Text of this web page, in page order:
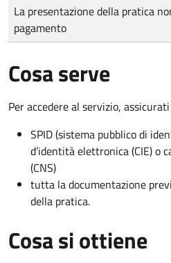
Tipo di pagamento
Importo
La presentazione della pratica
pagamento
Cosa serve
Per accedere al servizio,
SPID (sistema pubblico di
d’identità elettronica (CIE) o
(CNS)
tutta la documentazione
della pratica.
Cosa si ottiene